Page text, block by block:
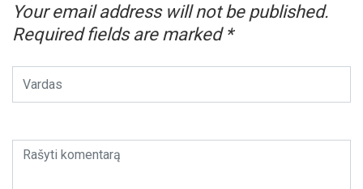
Your email address will not be published.
Required fields are marked *